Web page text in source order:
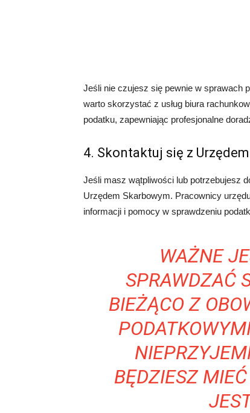
Jeśli nie czujesz się pewnie w sprawach
warto skorzystać z usług biura
podatku, zapewniając profesjonalne
4. Skontaktuj się z
Jeśli masz wątpliwości lub potrzebujesz
Urzędem Skarbowym. Pracownicy
informacji i pomocy w sprawdzeniu
WAŻNE
SPRAWDZAĆ
BIEŻĄCO Z
BĘDZIESZ